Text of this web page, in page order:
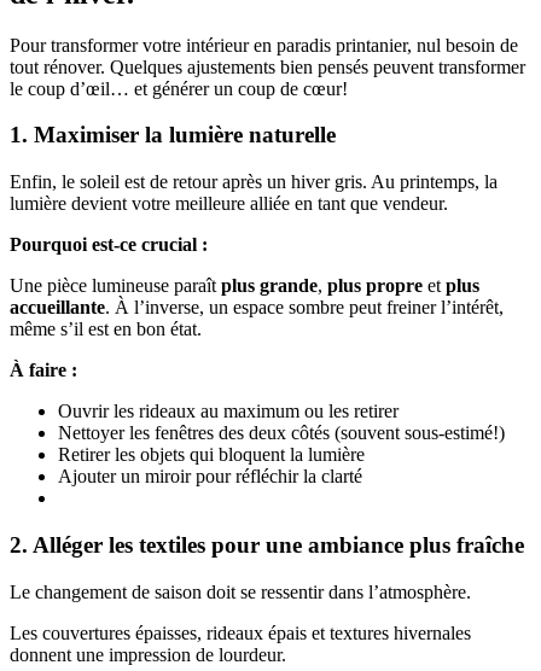
Pour transformer votre intérieur en paradis printanier, nul besoin de
tout rénover. Quelques ajustements bien pensés peuvent transformer
le coup d’œil… et générer un coup de cœur!
1. Maximiser la lumière naturelle
Enfin, le soleil est de retour après un hiver gris. Au printemps, la
lumière devient votre meilleure alliée en tant que vendeur.
Pourquoi est-ce crucial :
Une pièce lumineuse paraît plus grande, plus propre et plus
accueillante. À l’inverse, un espace sombre peut freiner l’intérêt,
même s’il est en bon état.
À faire :
Ouvrir les rideaux au maximum ou les retirer
Nettoyer les fenêtres des deux côtés (souvent sous-estimé!)
Retirer les objets qui bloquent la lumière
Ajouter un miroir pour réfléchir la clarté
2. Alléger les textiles pour une ambiance plus fraîche
Le changement de saison doit se ressentir dans l’atmosphère.
Les couvertures épaisses, rideaux épais et textures hivernales
donnent une impression de lourdeur.